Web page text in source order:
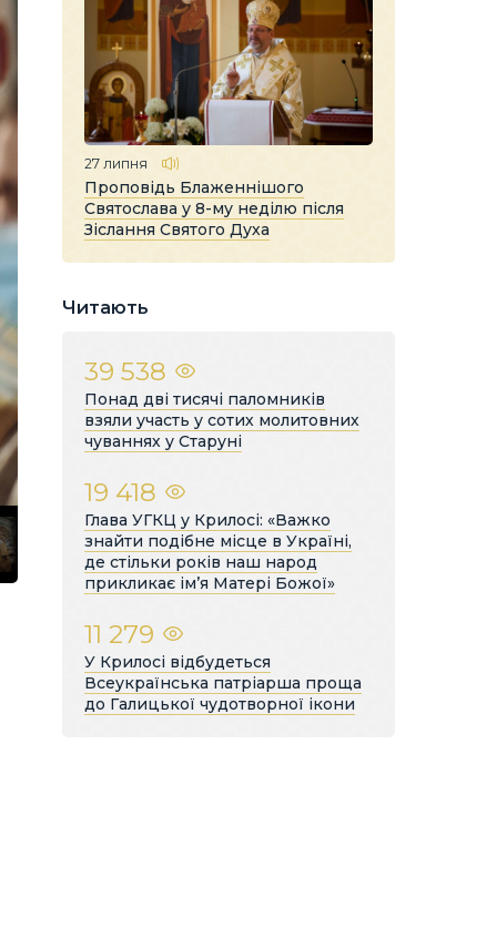
27 липня
Проповідь Блаженнішого
Святослава у 8-му неділю після
Зіслання Святого Духа
Читають
39 538
Понад дві тисячі паломників
взяли участь у сотих молитовних
чуваннях у Старуні
19 418
Глава УГКЦ у Крилосі: «Важко
знайти подібне місце в Україні,
де стільки років наш народ
прикликає ім’я Матері Божої»
11 279
У Крилосі відбудеться
Всеукраїнська патріарша проща
до Галицької чудотворної ікони